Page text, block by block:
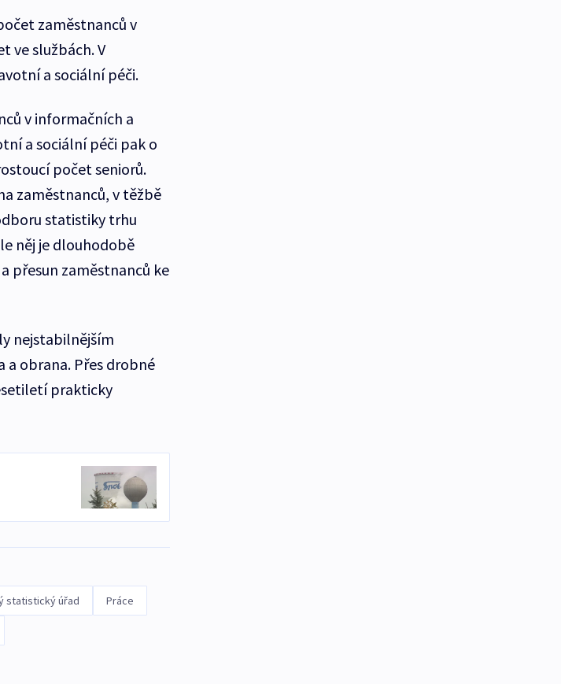
zaměstnanců v
ve službách. V
a sociální péči.
v informačních a
a sociální péči pak o
počet seniorů.
zaměstnanců, v těžbě
statistiky trhu
něj je dlouhodobě
přesun zaměstnanců ke
nejstabilnějším
a obrana. Přes drobné
prakticky
statistický úřad Práce